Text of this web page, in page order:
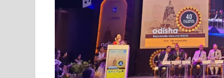
Holi Mahotsava: CM धामी ने कलश संगीत द्वारा आयोजित
Chhattisgarh Budget 2026-27: बस्तर के विकास का
First Cabinet Meeting In Seva Tirth: भारत की विकास
Gomati River: गोमती को स्वच्छ बनाने के लिए आज जुटेंगे